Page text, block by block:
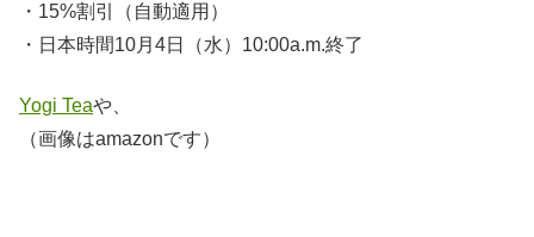
・15%割引（自動適用）
・日本時間10月4日（水）10:00a.m.終了
Yogi Teaや、
（画像はamazonです）